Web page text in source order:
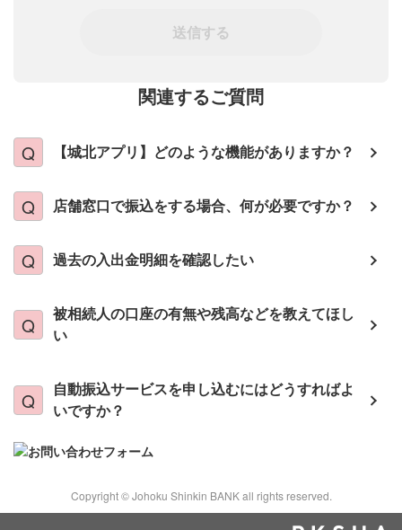
送信する
関連するご質問
【城北アプリ】どのような機能がありますか？
店舗窓口で振込をする場合、何が必要ですか？
過去の入出金明細を確認したい
被相続人の口座の有無や残高などを教えてほし
い
自動振込サービスを申し込むにはどうすればよ
いですか？
Copyright © Johoku Shinkin BANK all rights reserved.